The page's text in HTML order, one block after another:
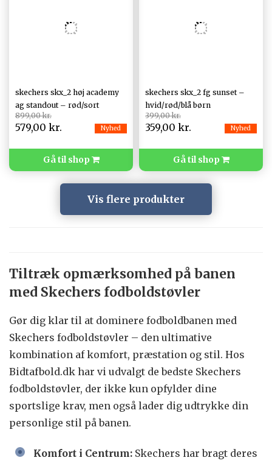
skechers skx_2 høj academy
ag standout – rød/sort
899,00 kr.
579,00 kr. Nyhed
Gå til shop
skechers skx_2 fg sunset –
hvid/rød/blå børn
399,00 kr.
359,00 kr. Nyhed
Gå til shop
Vis flere produkter
Tiltræk opmærksomhed på banen
med Skechers fodboldstøvler
Gør dig klar til at dominere fodboldbanen med
Skechers fodboldstøvler – den ultimative
kombination af komfort, præstation og stil. Hos
Bidtafbold.dk har vi udvalgt de bedste Skechers
fodboldstøvler, der ikke kun opfylder dine
sportslige krav, men også lader dig udtrykke din
personlige stil på banen.
Komfort i Centrum: Skechers har bragt deres